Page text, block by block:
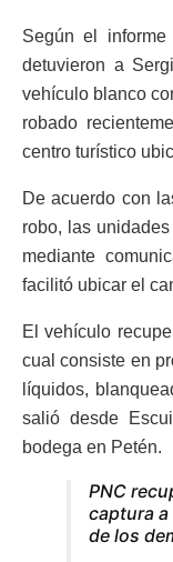
Según el informe
detuvieron a
vehículo blanco
robado
centro turístico
De acuerdo con
robo, las
mediante
facilitó ubicar el
El vehículo
cual consiste en
líquidos,
salió desde
bodega en Petén.
PNC
captura
de los